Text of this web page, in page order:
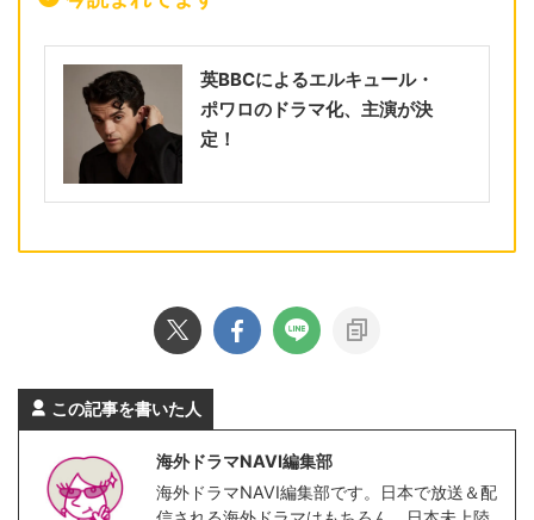
英BBCによるエルキュール・
ポワロのドラマ化、主演が決
定！
この記事を書いた人
海外ドラマNAVI編集部
海外ドラマNAVI編集部です。日本で放送＆配